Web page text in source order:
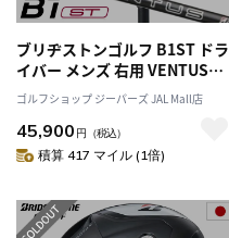
ブリヂストンゴルフ B1ST ドラ
イバー メンズ 右用 VENTUS
BS6 カーボンシャフト 日本正規
品 2023年モデル
ゴルフショップ ジーパーズ JAL Mall店
45,900 円 （税込）
積算 417 マイル (1倍)